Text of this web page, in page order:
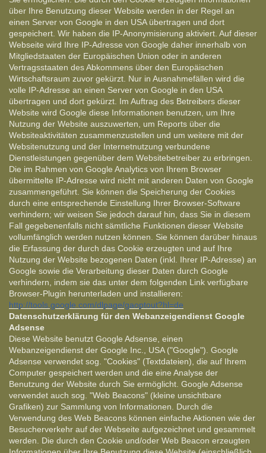
über Ihre Benutzung dieser Website werden in der Regel an
einen Server von Google in den USA übertragen und dort
gespeichert. Wir haben die IP-Anonymisierung aktiviert. Auf dieser
Webseite wird Ihre IP-Adresse von Google daher innerhalb von
Mitgliedstaaten der Europäischen Union oder in anderen
Vertragsstaaten des Abkommens über den Europäischen
Wirtschaftsraum zuvor gekürzt. Nur in Ausnahmefällen wird die
volle IP-Adresse an einen Server von Google in den USA
übertragen und dort gekürzt. Im Auftrag des Betreibers dieser
Website wird Google diese Informationen benutzen, um Ihre
Nutzung der Website auszuwerten, um Reports über die
Websiteaktivitäten zusammenzustellen und um weitere mit der
Websitenutzung und der Internetnutzung verbundene
Dienstleistungen gegenüber dem Websitebetreiber zu erbringen.
Die im Rahmen von Google Analytics von Ihrem Browser
übermittelte IP-Adresse wird nicht mit anderen Daten von Google
zusammengeführt. Sie können die Speicherung der Cookies
durch eine entsprechende Einstellung Ihrer Browser-Software
verhindern; wir weisen Sie jedoch darauf hin, dass Sie in diesem
Fall gegebenenfalls nicht sämtliche Funktionen dieser Website
vollumfänglich werden nutzen können. Sie können darüber hinaus
die Erfassung der durch das Cookie erzeugten und auf Ihre
Nutzung der Website bezogenen Daten (inkl. Ihrer IP-Adresse) an
Google sowie die Verarbeitung dieser Daten durch Google
verhindern, indem sie das unter dem folgenden Link verfügbare
Browser-Plugin herunterladen und installieren:
http://tools.google.com/dlpage/gaoptout?hl=de
Datenschutzerklärung für den Webanzeigendienst Google
Adsense
Diese Website benutzt Google Adsense, einen
Webanzeigendienst der Google Inc., USA ("Google"). Google
Adsense verwendet sog. "Cookies" (Textdateien), die auf Ihrem
Computer gespeichert werden und die eine Analyse der
Benutzung der Website durch Sie ermöglicht. Google Adsense
verwendet auch sog. "Web Beacons" (kleine unsichtbare
Grafiken) zur Sammlung von Informationen. Durch die
Verwendung des Web Beacons können einfache Aktionen wie der
Besucherverkehr auf der Webseite aufgezeichnet und gesammelt
werden. Die durch den Cookie und/oder Web Beacon erzeugten